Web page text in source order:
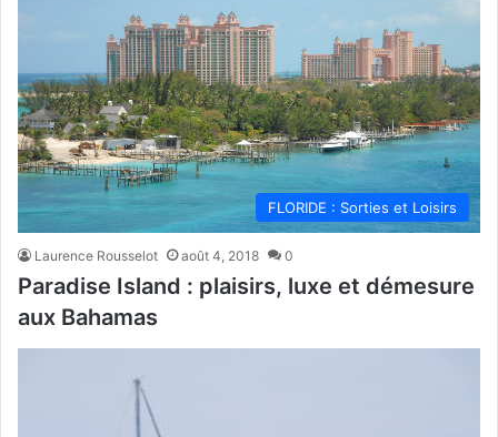
FLORIDE : Sorties et Loisirs
Laurence Rousselot août 4, 2018 0
Paradise Island : plaisirs, luxe et démesure
aux Bahamas